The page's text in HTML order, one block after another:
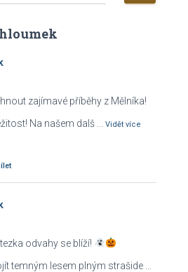
zajímavé příběhy z Mělníka!
Na našem dalš
Vidět více
odvahy se blíží!
temným lesem plným strašide